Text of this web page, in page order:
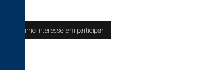
Tenho interesse em participar